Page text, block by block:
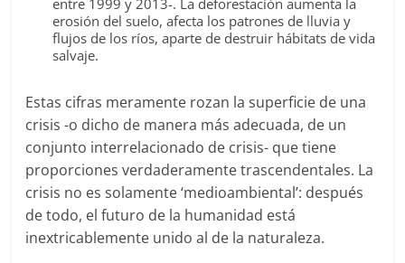
entre 1999 y 2013-. La deforestación aumenta la
erosión del suelo, afecta los patrones de lluvia y
flujos de los ríos, aparte de destruir hábitats de vida
salvaje.
Estas cifras meramente rozan la superficie de una
crisis -o dicho de manera más adecuada, de un
conjunto interrelacionado de crisis- que tiene
proporciones verdaderamente trascendentales. La
crisis no es solamente ‘medioambiental’: después
de todo, el futuro de la humanidad está
inextricablemente unido al de la naturaleza.